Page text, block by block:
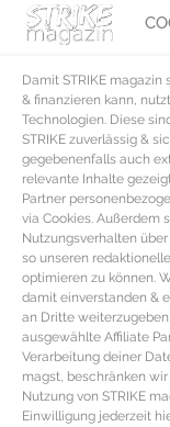
Damit STRIKE
& finanzieren kann,
Technologien. Diese
STRIKE zuverlässig &
gegebenenfalls auch
relevante Inhalte
Partner
via Cookies. Außerdem
Nutzungsverhalten
so unseren
optimieren zu können.
damit einverstanden &
an Dritte
ausgewählte Affiliate
Verarbeitung deiner
magst, beschränken
Nutzung von STRIKE
Einwilligung jederzeit